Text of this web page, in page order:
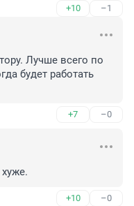
+10 –1
Лучше всего по
будет работать
+7 –0
+10 –0